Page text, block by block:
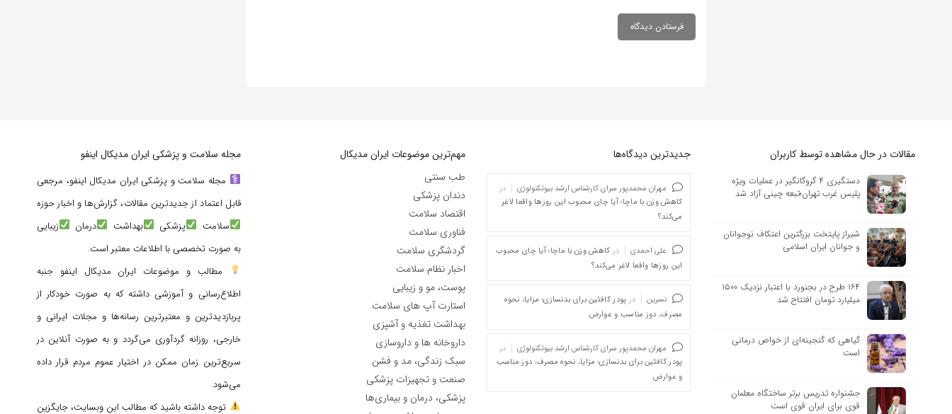
مقالات در حال مشاهده توسط کاربران
دستگیری ۴ گروگانگیر در عملیات ویژه
پلیس غرب تهران؛تبعه چینی آزاد شد
شیراز پایتخت بزرگترین اعتکاف نوجوانان
و جوانان ایران اسلامی
۱۶۴ طرح در بجنورد با اعتبار نزدیک ۱۵۰۰
میلیارد تومان افتتاح شد
گیاهی که گنجینه‌ای از خواص درمانی
است
جشنواره تدریس برتر ساختگاه معلمان
قوی برای ایران قوی است
جدیدترین دیدگاه‌‌ها
مهران محمدپور سرای کارشناس ارشد بیوتکنولوژی
در
کاهش وزن با ماچا؛ آیا چای محبوب این روزها واقعا لاغر
می‌کند؟
علی احمدی در کاهش وزن با ماچا؛ آیا چای محبوب
این روزها واقعا لاغر می‌کند؟
نسرین در پودر کافئین برای بدنسازی؛ مزایا، نحوه
مصرف، دوز مناسب و عوارض
مهران محمدپور سرای کارشناس ارشد بیوتکنولوژی
در
پودر کافئین برای بدنسازی؛ مزایا، نحوه مصرف، دوز مناسب
و عوارض
مهم‌ترین موضوعات ایران مدیکال
طب سنتی
دندان پزشکی
اقتصاد سلامت
فناوری سلامت
گردشگری سلامت
اخبار نظام سلامت
پوست، مو و زیبایی
استارت آپ های سلامت
بهداشت تغذیه و آشپزی
داروخانه ها و داروسازی
سبک زندگی، مد و فشن
صنعت و تجهیزات پزشکی
پزشکی، درمان و بیماری‌ها
مجله سلامت و پزشکی ایران مدیکال اینفو
مجله سلامت و پزشکی ایران مدیکال اینفو، مرجعی
قابل اعتماد از جدیدترین مقالات، گزارش‌ها و اخبار حوزه
سلامت
پزشکی بهداشت درمان
زیبایی
به صورت تخصصی با اطلاعات معتبر است.
مطالب و موضوعات ایران مدیکال اینفو جنبه
اطلاع‌رسانی و آموزشی داشته که به صورت خودکار از
پربازدیدترین و معتبرترین رسانه‌ها و مجلات ایرانی و
خارجی، روزانه گردآوری می‌گردد و به صورت آنلاین در
سریع‌ترین زمان ممکن در اختیار عموم مردم قرار داده
می‌شود.
توجه داشته باشید که مطالب این وبسایت، جایگزین